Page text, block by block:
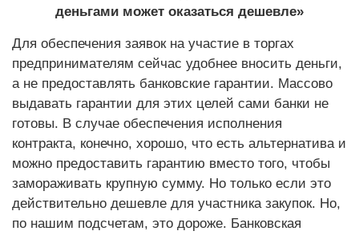
деньгами может оказаться дешевле»
Для обеспечения заявок на участие в торгах
предпринимателям сейчас удобнее вносить деньги,
а не предоставлять банковские гарантии. Массово
выдавать гарантии для этих целей сами банки не
готовы. В случае обеспечения исполнения
контракта, конечно, хорошо, что есть альтернатива и
можно предоставить гарантию вместо того, чтобы
замораживать крупную сумму. Но только если это
действительно дешевле для участника закупок. Но,
по нашим подсчетам, это дороже. Банковская